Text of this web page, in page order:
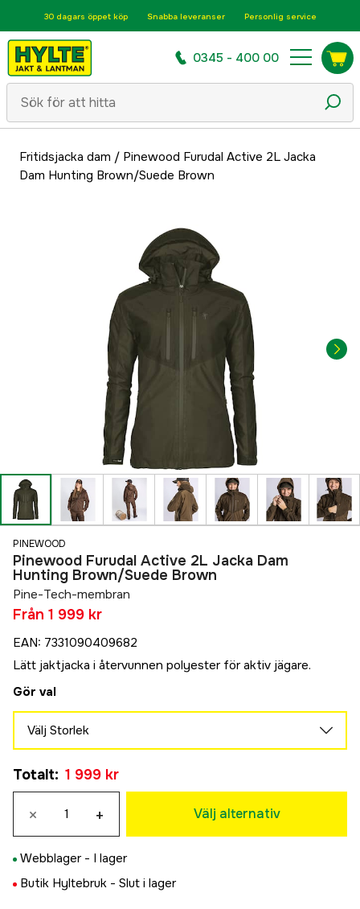
30 dagars öppet köp Snabba leveranser Personlig service
0345 - 400 00
Fritidsjacka dam / Pinewood Furudal Active 2L Jacka
Dam Hunting Brown/Suede Brown
PINEWOOD
Pinewood Furudal Active 2L Jacka Dam
Hunting Brown/Suede Brown
Pine-Tech-membran
Från 1 999 kr
EAN: 7331090409682
Lätt jaktjacka i återvunnen polyester för aktiv jägare.
Gör val
Välj Storlek
1 999 kr
S
1 999 kr
1 999 kr
Tillfälligt slut
1 999 kr
Totalt: 1 999 kr
× + Välj alternativ
Webblager - I lager
Butik Hyltebruk - Slut i lager